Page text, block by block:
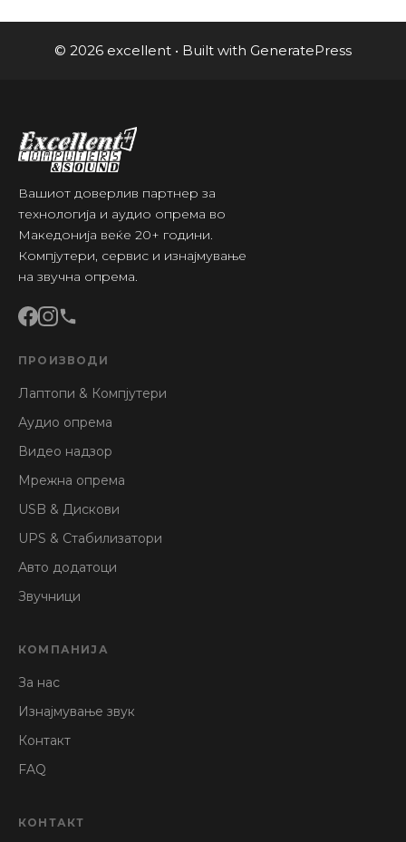
© 2026 excellent • Built with GeneratePress
Вашиот доверлив партнер за
технологија и аудио опрема во
Македонија веќе 20+ години.
Компјутери, сервис и изнајмување
на звучна опрема.
ПРОИЗВОДИ
Лаптопи & Компјутери
Аудио опрема
Видео надзор
Мрежна опрема
USB & Дискови
UPS & Стабилизатори
Авто додатоци
Звучници
КОМПАНИЈА
За нас
Изнајмување звук
Контакт
FAQ
КОНТАКТ